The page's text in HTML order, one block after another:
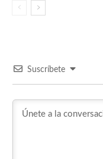
Suscríbete